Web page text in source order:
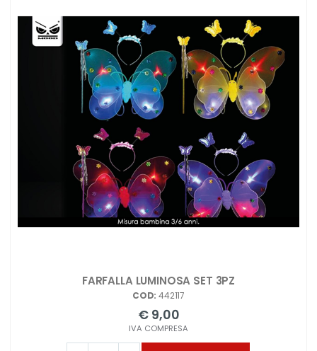
FARFALLA LUMINOSA SET 3PZ
COD: 442117
€ 9,00
IVA COMPRESA